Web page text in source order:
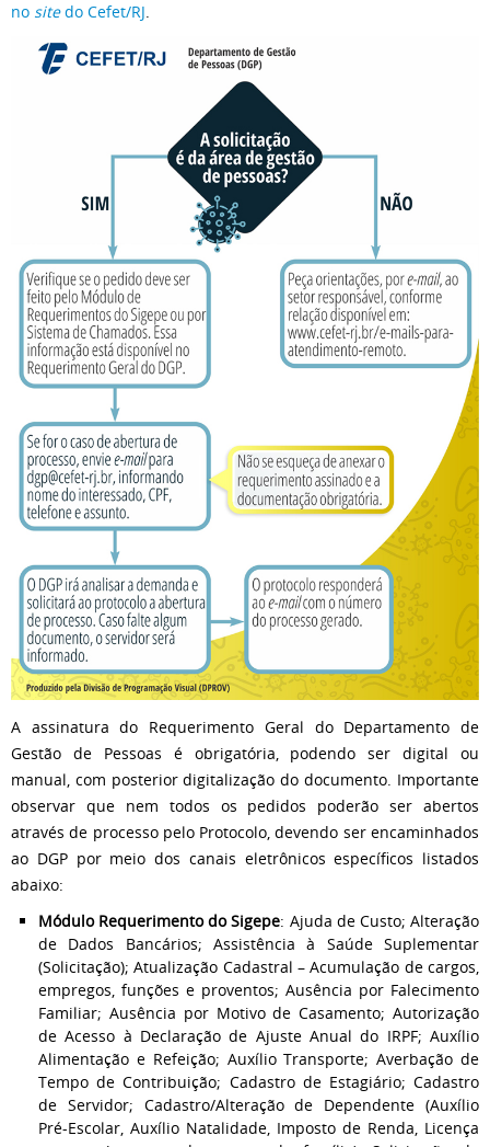
no sitedo Cefet/RJ.
A assinatura do Requerimento Geral do Departamento de
Gestão de Pessoas é obrigatória, podendo ser digital ou
manual, com posterior digitalização do documento. Importante
observar que nem todos os pedidos poderão ser abertos
através de processo pelo Protocolo, devendo ser encaminhados
ao DGP por meio dos canais eletrônicos específicos listados
abaixo:
Módulo Requerimento do Sigepe: Ajuda de Custo; Alteração
de Dados Bancários; Assistência à Saúde Suplementar
(Solicitação); Atualização Cadastral – Acumulação de cargos,
empregos, funções e proventos; Ausência por Falecimento
Familiar; Ausência por Motivo de Casamento; Autorização
de Acesso à Declaração de Ajuste Anual do IRPF; Auxílio
Alimentação e Refeição; Auxílio Transporte; Averbação de
Tempo de Contribuição; Cadastro de Estagiário; Cadastro
de Servidor; Cadastro/Alteração de Dependente (Auxílio
Pré-Escolar, Auxílio Natalidade, Imposto de Renda, Licença